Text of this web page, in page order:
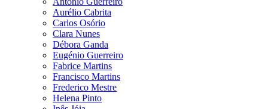
Aurélio Cabrita
Carlos Osório
Clara Nunes
Débora Ganda
Eugénio Guerreiro
Fabrice Martins
Francisco Martins
Frederico Mestre
Helena Pinto